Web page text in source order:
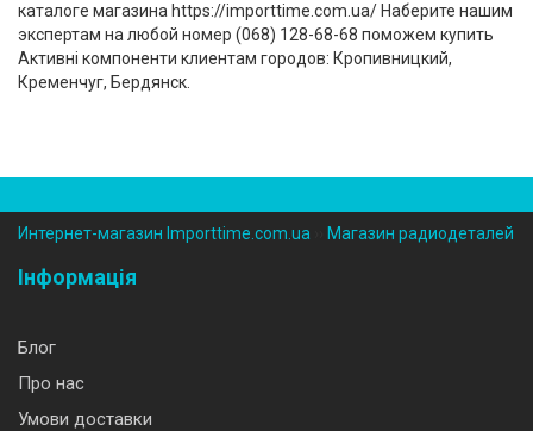
каталоге магазина https://importtime.com.ua/ Наберите нашим
экспертам на любой номер (‎068) 128-68-68 поможем купить
Активні компоненти клиентам городов: Кропивницкий,
Кременчуг, Бердянск.
Интернет-магазин Importtime.com.ua Магазин радиодеталей
Інформація
Блог
Про нас
Умови доставки